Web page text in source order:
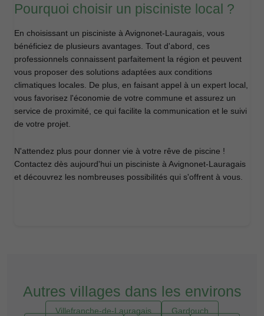
Pourquoi choisir un pisciniste local ?
En choisissant un pisciniste à Avignonet-Lauragais, vous
bénéficiez de plusieurs avantages. Tout d'abord, ces
professionnels connaissent parfaitement la région et peuvent
vous proposer des solutions adaptées aux conditions
climatiques locales. De plus, en faisant appel à un expert local,
vous favorisez l'économie de votre commune et assurez un
service de proximité, ce qui facilite la communication et le suivi
de votre projet.
N'attendez plus pour donner vie à votre rêve de piscine !
Contactez dès aujourd'hui un pisciniste à Avignonet-Lauragais
et découvrez les nombreuses possibilités qui s'offrent à vous.
Autres villages dans les environs
Villefranche-de-Lauragais Gardouch